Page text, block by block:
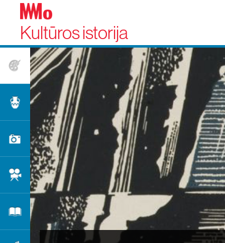
Kultūros istorija
Dailė
Taikomoji dailė
Fotografija
Kinas
Literatūra